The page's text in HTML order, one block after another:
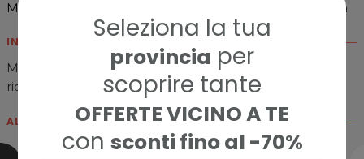
Seleziona la tua
provincia per
scoprire tante
OFFERTE VICINO A TE
con sconti fino al -70%
Maisons du Monde Italia o su
www.maisondumonde.com.
INFORMAZIONI SUL BRAND
Maisons du Monde, il punto di riferimento per una casa
ricca di ispirazione, accessibile e sostenibile.​
ALTRE CARD